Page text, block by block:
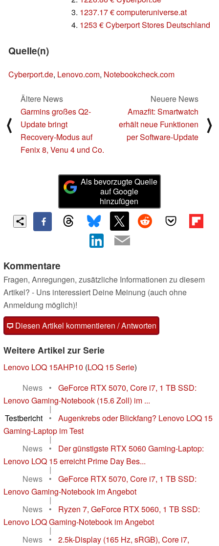
3. 1237.17 € computeruniverse.at
4. 1253 € Cyberport Stores Deutschland
Quelle(n)
Cyberport.de, Lenovo.com, Notebookcheck.com
⟨
Ältere News
Garmins großes Q2-
Update bringt
Recovery-Modus auf
Fenix 8, Venu 4 und Co.
Neuere News
Amazfit: Smartwatch
erhält neue Funktionen
per Software-Update
⟩
Als bevorzugte Quelle
auf Google
hinzufügen
Kommentare
Fragen, Anregungen, zusätzliche Informationen zu diesem
Artikel? - Uns interessiert Deine Meinung (auch ohne
Anmeldung möglich)!
Diesen Artikel kommentieren / Antworten
Weitere Artikel zur Serie
Lenovo LOQ 15AHP10 (LOQ 15 Serie)
News
•
GeForce RTX 5070, Core i7, 1 TB SSD:
Lenovo Gaming-Notebook (15.6 Zoll) im ...
|
Testbericht
•
Augenkrebs oder Blickfang? Lenovo LOQ 15
Gaming-Laptop im Test
|
News
•
Der günstigste RTX 5060 Gaming-Laptop:
Lenovo LOQ 15 erreicht Prime Day Bes...
|
News
•
GeForce RTX 5070, Core i7, 1 TB SSD:
Lenovo Gaming-Notebook im Angebot
|
News
•
Ryzen 7, GeForce RTX 5060, 1 TB SSD:
Lenovo LOQ Gaming-Notebook im Angebot
|
News
•
2.5k-Display (165 Hz, sRGB), Core i7,